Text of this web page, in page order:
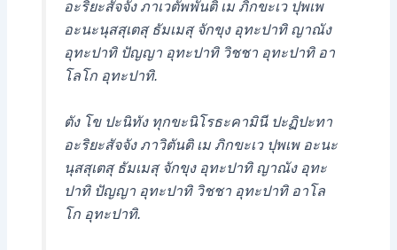
อะริยะสัจจัง ภาเวตัพพันติ เม ภิกขะเว ปุพเพ
อะนะนุสสุเตสุ ธัมเมสุ จักขุง อุทะปาทิ ญาณัง
อุทะปาทิ ปัญญา อุทะปาทิ วิชชา อุทะปาทิ อา
โลโก อุทะปาทิ.
ตัง โข ปะนิทัง ทุกขะนิโรธะคามินี ปะฏิปะทา
อะริยะสัจจัง ภาวิตันติ เม ภิกขะเว ปุพเพ อะนะ
นุสสุเตสุ ธัมเมสุ จักขุง อุทะปาทิ ญาณัง อุทะ
ปาทิ ปัญญา อุทะปาทิ วิชชา อุทะปาทิ อาโล
โก อุทะปาทิ.